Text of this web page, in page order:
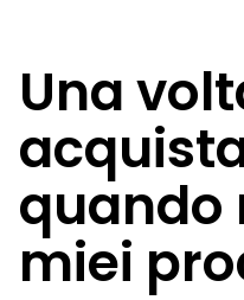
Una
quando
miei